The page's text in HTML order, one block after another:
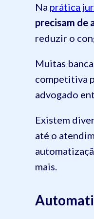
Na prática
precisam de
reduzir o
Muitas
competitiva
advogado
Existem
até o
mais.